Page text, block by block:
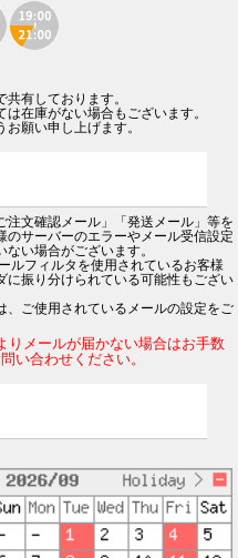
有しております。
在庫がない場合もございます。
願い申し上げます。
注文確認メール」「発送メール」等を
のサーバーのエラーやメール受信設定
い場合がございます。
ルフィルタを使用されているお客様
に振り分けられている可能性もござい
、ご使用されているメールの設定をご
メールが届かない場合はお手数
い合わせください。